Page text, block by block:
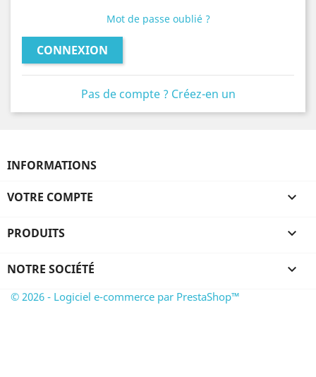
Mot de passe oublié ?
CONNEXION
Pas de compte ? Créez-en un
INFORMATIONS
VOTRE COMPTE 
PRODUITS 
NOTRE SOCIÉTÉ 
© 2026 - Logiciel e-commerce par PrestaShop™